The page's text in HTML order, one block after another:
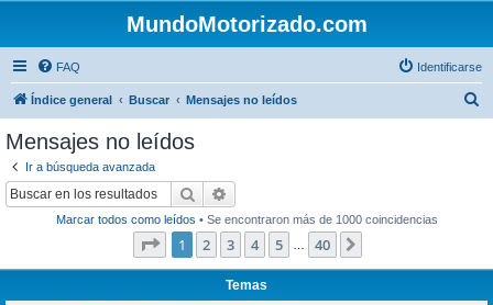
MundoMotorizado.com
FAQ Identificarse
Índice general Buscar Mensajes no leídos
Mensajes no leídos
Ir a búsqueda avanzada
Buscar
Marcar todos como leídos • Se encontraron más de 1000 coincidencias
Página de 40
1 2 3 4 5 40
Temas